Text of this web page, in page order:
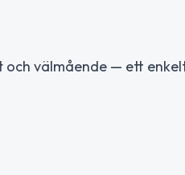
och välmående — ett